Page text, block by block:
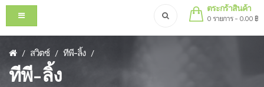
ตระกร้าสินค้า
0 รายการ - 0.00 ฿
/ สวิตซ์ / ทีพี-ลิ้ง /
ทีพี-ลิ้ง